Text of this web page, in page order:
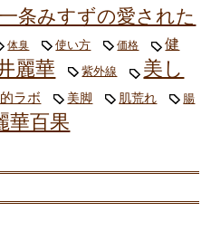
条みすずの愛された
体臭 使い方 価格
健
麗華 紫外線
美し
ラボ 美脚 肌荒れ
腸
華百果